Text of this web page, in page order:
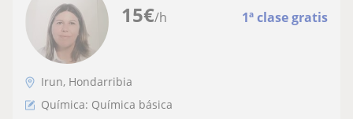
15€/h 1ª clase gratis
Irun, Hondarribia
Química: Química básica